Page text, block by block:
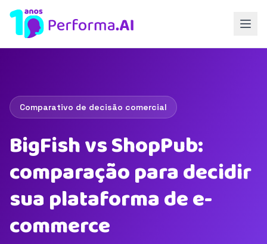
Comparativo de decisão comercial
BigFish vs ShopPub:
comparação para decidir
sua plataforma de e-
commerce